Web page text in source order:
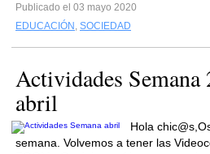
Publicado el 03 mayo 2020
EDUCACIÓN , SOCIEDAD
Actividades Semana
abril
Hola
semana. Volvemos a tener las